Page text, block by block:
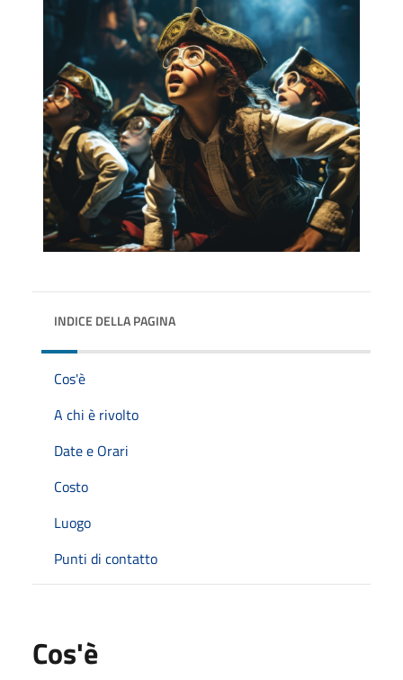
INDICE DELLA PAGINA
Cos'è
A chi è rivolto
Date e Orari
Costo
Luogo
Punti di contatto
Cos'è